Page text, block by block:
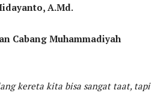
A.Md.
Cabang Muhammadiyah
kereta kita bisa sangat taat, tapi